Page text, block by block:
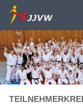
Zum Inhalt